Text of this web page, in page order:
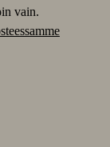
vain.